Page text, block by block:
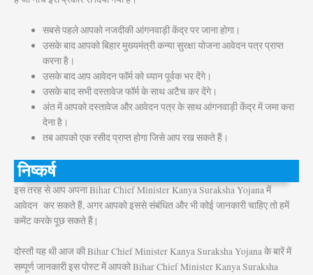
सबसे पहले आपको नजदीकी आंगनवाड़ी केंद्र पर जाना होगा।
उसके बाद आपको बिहार मुख्यमंत्री कन्या सुरक्षा योजना आवेदन पत्र प्राप्त
करना है।
उसके बाद आप आवेदन फॉर्म को ध्यान पूर्वक भर देंगे।
उसके बाद सभी दस्तावेज फॉर्म के साथ अटैच कर देंगे।
अंत में आपको दस्तावेज और आवेदन पत्र के साथ आंगनवाड़ी केंद्र में जमा करा
देना है।
तब आपको एक रसीद प्राप्त होगा जिसे आप रख सकते हैं।
निष्कर्ष
इस तरह से आप अपना Bihar Chief Minister Kanya Suraksha Yojana में
आवेदन कर सकते हैं, अगर आपको इससे संबंधित और भी कोई जानकारी चाहिए तो हमें
कमेंट करके पूछ सकते हैं |
दोस्तों यह थी आज की Bihar Chief Minister Kanya Suraksha Yojana के बारें में
सम्पूर्ण जानकारी इस पोस्ट में आपको Bihar Chief Minister Kanya Suraksha